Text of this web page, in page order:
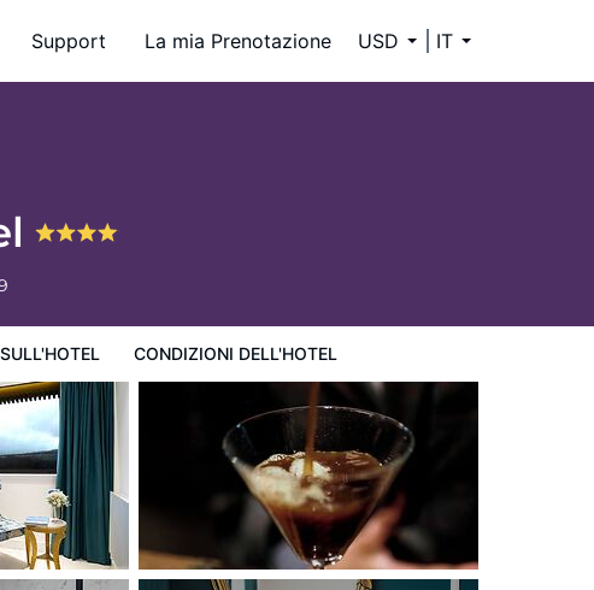
Support La mia Prenotazione USD IT
CONDIZIONI DELL'HOTEL